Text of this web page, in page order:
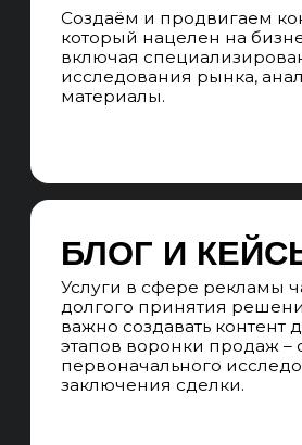
Прорабатываем структуру сайта на
основе семантики. Формируем
наглядную mindmap-структуру сайта,
учитываем все кластеры
семантического ядра и проектируем
для каждого отдельную посадочную
страницу.
Составляем подробный план SEO-
конкурентов и семантического ядра.
ПРОГНОЗИРОВАНИЕ
ПРОДВИЖЕНИЯ
Прогнозируем результаты
продвижения по 3, 6, 9, 12 месяцев в
позициях, трафике, качественных
лидах и продажах. Формируем план
регионального продвижения сайта.